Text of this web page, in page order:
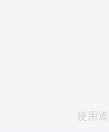
使用